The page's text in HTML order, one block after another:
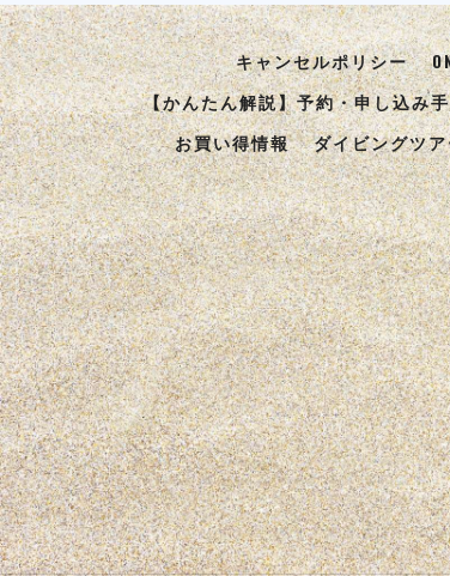
キャンセルポリシー
【かんたん解説】予約・申し込み
お買い得情報
ダイビングツ